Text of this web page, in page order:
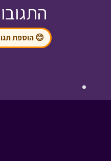
😊 הוספת